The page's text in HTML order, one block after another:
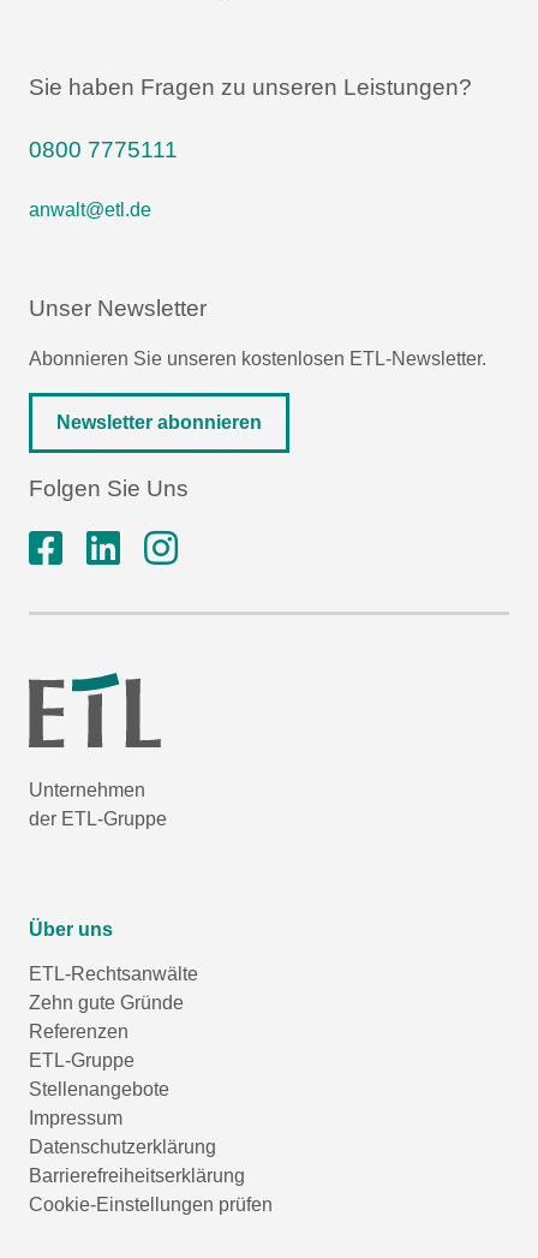
Sie haben Fragen zu unseren Leistungen?
0800 7775111
anwalt@etl.de
Unser Newsletter
Abonnieren Sie unseren kostenlosen ETL-Newsletter.
Newsletter abonnieren
Folgen Sie Uns
Unternehmen
der ETL-Gruppe
Über uns
ETL-Rechtsanwälte
Zehn gute Gründe
Referenzen
ETL-Gruppe
Stellenangebote
Impressum
Datenschutzerklärung
Barrierefreiheitserklärung
Cookie-Einstellungen prüfen